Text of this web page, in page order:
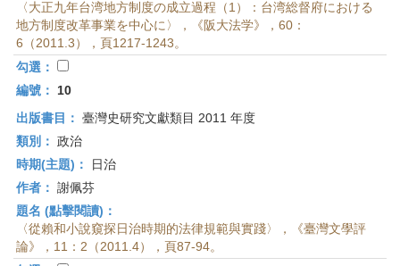
〈大正九年台湾地方制度の成立過程（1）：台湾総督府における
地方制度改革事業を中心に〉，《阪大法学》，60：
6（2011.3），頁1217-1243。
勾選：
編號：
10
出版書目： 臺灣史研究文獻類目 2011 年度
類別： 政治
時期(主題)：
日治
作者： 謝佩芬
題名 (點擊閱讀)：
〈從賴和小說窺探日治時期的法律規範與實踐〉，《臺灣文學評
論》，11：2（2011.4），頁87-94。